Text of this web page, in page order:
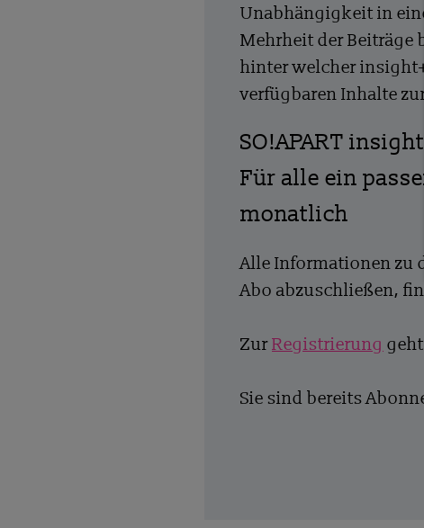
Unabhängigkeit in
Mehrheit der Beiträge
hinter welcher
verfügbaren Inhalte
SO!APART
Für alle ein
monatlich
Alle Informationen zu
Abo abzuschließen,
ZurRegistrierung
Sie sind bereits